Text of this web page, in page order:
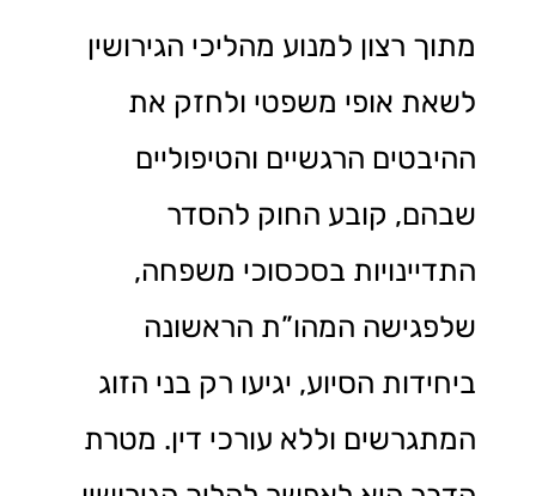
מתוך רצון למנוע מהליכי הגירושין
לשאת אופי משפטי ולחזק את
ההיבטים הרגשיים והטיפוליים
שבהם, קובע החוק להסדר
התדיינויות בסכסוכי משפחה,
שלפגישה המהו”ת הראשונה
ביחידות הסיוע, יגיעו רק בני הזוג
המתגרשים וללא עורכי דין. מטרת